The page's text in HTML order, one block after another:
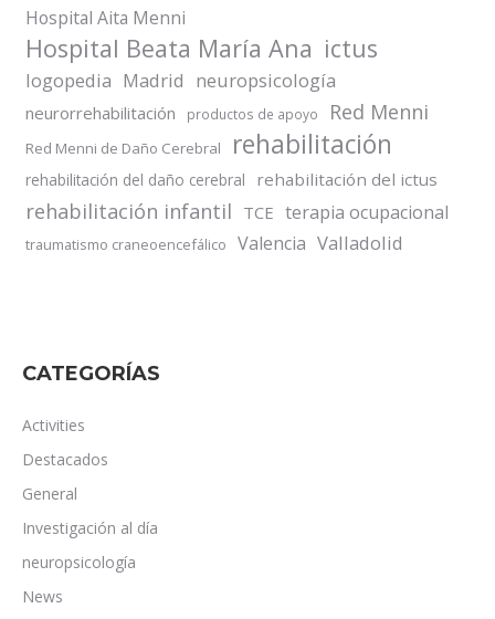
Hospital Aita Menni
Hospital Beata María Ana ictus
logopedia Madrid neuropsicología
neurorrehabilitación productos de apoyo Red Menni
Red Menni de Daño Cerebral rehabilitación
rehabilitación del daño cerebral rehabilitación del ictus
rehabilitación infantil TCE terapia ocupacional
traumatismo craneoencefálico Valencia Valladolid
CATEGORÍAS
Activities
Destacados
General
Investigación al día
neuropsicología
News